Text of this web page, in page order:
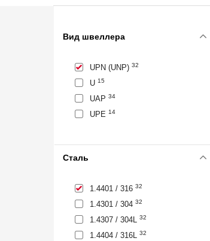
Вид швеллера
UPN (UNP) 32
U 15
UAP 34
UPE 14
Сталь
1.4401 / 316 32
1.4301 / 304 32
1.4307 / 304L 32
1.4404 / 316L 32